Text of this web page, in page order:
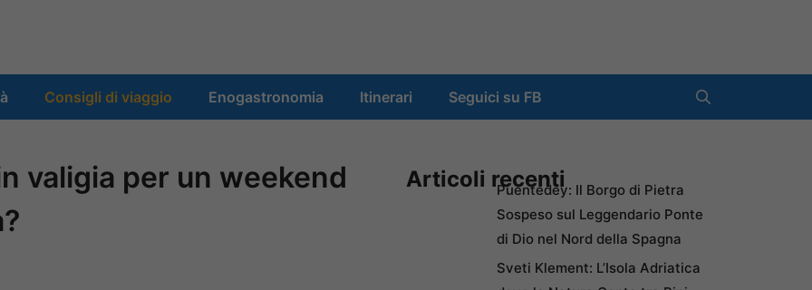
Consigli di viaggio Enogastronomia Itinerari Seguici su FB
valigia per un weekend
Articoli recentiPuentedey: Il Borgo di Pietra
Sospeso sul Leggendario Ponte
di Dio nel Nord della Spagna
Sveti Klement: L’Isola Adriatica